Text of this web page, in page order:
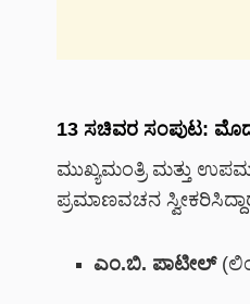
13 ಸಚಿವರ ಸಂಪುಟ:
ಮುಖ್ಯಮಂತ್ರಿ ಮತ್ತು
ಪ್ರಮಾಣವಚನ
ಎಂ.ಬಿ. ಪಾಟೀಲ್